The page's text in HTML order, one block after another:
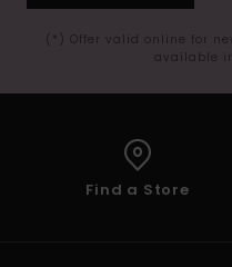
(*) Offer valid online for
available
Find a Store